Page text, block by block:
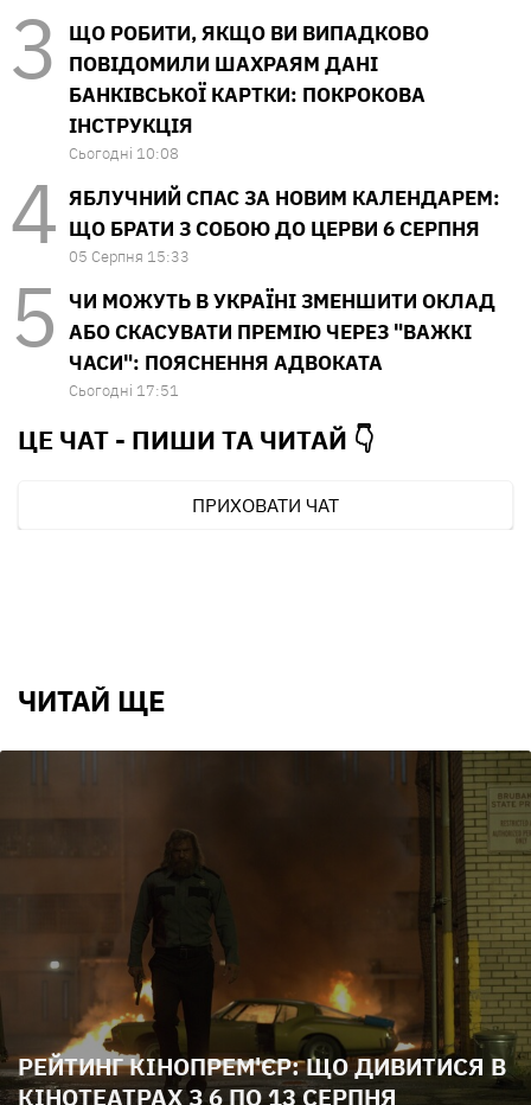
ЩО РОБИТИ, ЯКЩО ВИ ВИПАДКОВО
ПОВІДОМИЛИ ШАХРАЯМ ДАНІ
БАНКІВСЬКОЇ КАРТКИ: ПОКРОКОВА
ІНСТРУКЦІЯ
Сьогодні 10:08
ЯБЛУЧНИЙ СПАС ЗА НОВИМ КАЛЕНДАРЕМ:
ЩО БРАТИ З СОБОЮ ДО ЦЕРВИ 6 СЕРПНЯ
05 Серпня 15:33
ЧИ МОЖУТЬ В УКРАЇНІ ЗМЕНШИТИ ОКЛАД
АБО СКАСУВАТИ ПРЕМІЮ ЧЕРЕЗ "ВАЖКІ
ЧАСИ": ПОЯСНЕННЯ АДВОКАТА
Сьогодні 17:51
ЦЕ ЧАТ - ПИШИ ТА ЧИТАЙ 👇
ПРИХОВАТИ ЧАТ
ЧИТАЙ ЩЕ
РЕЙТИНГ КІНОПРЕМ'ЄР: ЩО ДИВИТИСЯ В
КІНОТЕАТРАХ З 6 ПО 13 СЕРПНЯ